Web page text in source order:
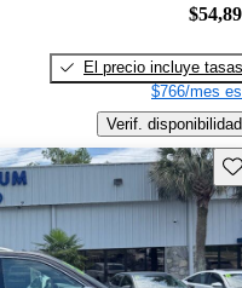
El precio incluye tasas
$766/mes
Verif. disponibilidad